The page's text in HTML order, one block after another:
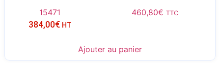
15471 460,80€ TTC
384,00€ HT
Ajouter au panier